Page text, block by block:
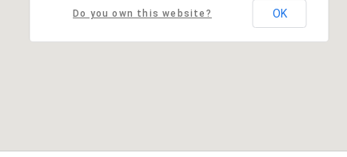
Do you own this website? OK